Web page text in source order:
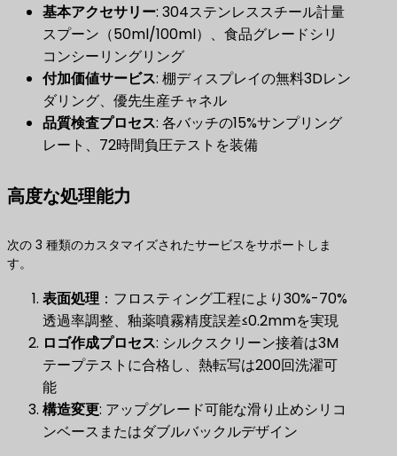
基本アクセサリー​: 304ステンレススチール計量
スプーン（50ml/100ml）、食品グレードシリ
コンシーリングリング
付加価値サービス​: 棚ディスプレイの無料3Dレン
ダリング、優先生産チャネル
品質検査プロセス​: 各バッチの15%サンプリング
レート、72時間負圧テストを装備
高度な処理能力
次の 3 種類のカスタマイズされたサービスをサポートしま
す。
表面処理​：フロスティング工程により30%-70%
透過率調整、釉薬噴霧精度誤差≤0.2mmを実現
ロゴ作成プロセス​: シルクスクリーン接着は3M
テープテストに合格し、熱転写は200回洗濯可
能
構造変更​: アップグレード可能な滑り止めシリコ
ンベースまたはダブルバックルデザイン